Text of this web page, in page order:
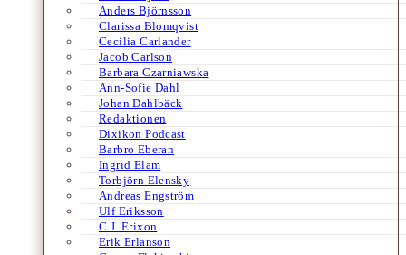
Anders Björnsson
Clarissa Blomqvist
Cecilia Carlander
Jacob Carlson
Barbara Czarniawska
Ann-Sofie Dahl
Johan Dahlbäck
Redaktionen
Dixikon Podcast
Barbro Eberan
Ingrid Elam
Torbjörn Elensky
Andreas Engström
Ulf Eriksson
C.J. Erixon
Erik Erlanson